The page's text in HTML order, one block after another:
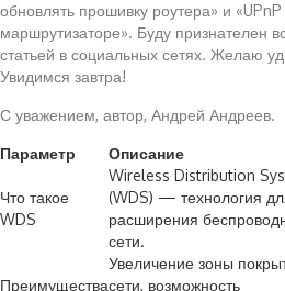
обновлять прошивку роутера» и «UPnP
маршрутизаторе». Буду признателен
статьей в социальных сетях. Желаю
Увидимся завтра!
С уважением, автор, Андрей Андреев.
Параметр Описание
Что такое
WDS
Wireless Distribution
(WDS) — технология
расширения
сети.
Преимущества
Увеличение зоны
сети, возможность